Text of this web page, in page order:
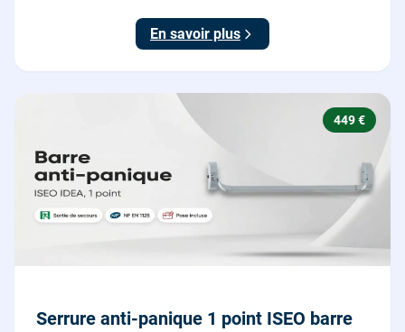
En savoir plus
449 €
Serrure anti-panique 1 point ISEO barre